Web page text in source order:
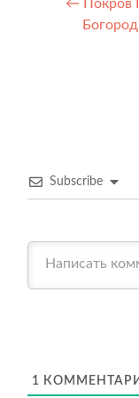
← Покров
Subscribe
1